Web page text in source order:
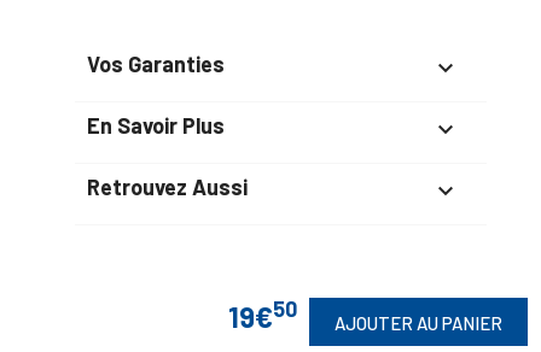
19€50
AJOUTER AU PANIER
Vos Garanties 
En Savoir Plus 
Retrouvez Aussi 
Suivez-Nous